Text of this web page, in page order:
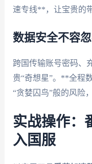
速专线**，让宝贵的
数据安全不容
跨国传输账号密码、
贵“奇想星”。**全程
“贪婪囚鸟”般的风险
实战操作：
入国服